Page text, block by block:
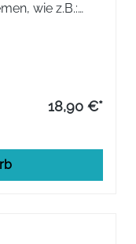
wie z.B.:
und
18,90 €*